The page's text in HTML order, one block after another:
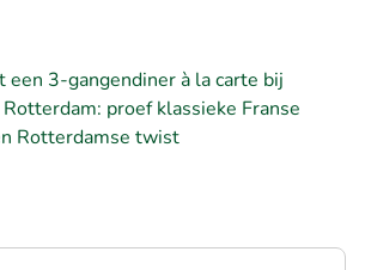
een 3-gangendiner à la carte bij
proef klassieke Franse
Rotterdamse twist